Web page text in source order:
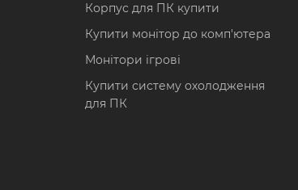
Корпус для ПК купити
Купити монітор до комп'ютера
Монітори ігрові
Купити систему охолодження
для ПК